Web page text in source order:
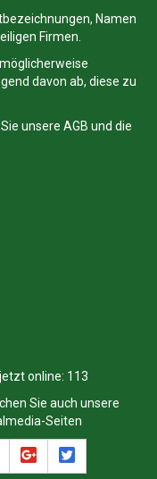
Namen
Firmen.
davon ab, diese zu
unsere AGB und die
online: 113
Sie auch unsere
Seiten